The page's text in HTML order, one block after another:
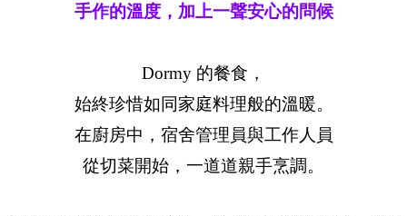
手作的溫度，加上一聲安心的問候
Dormy 的餐食，
始終珍惜如同家庭料理般的溫暖。
在廚房中，宿舍管理員與工作人員
從切菜開始，一道道親手烹調。